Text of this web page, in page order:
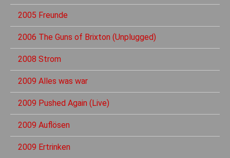
2005 Freunde
2006 The Guns of Brixton (Unplugged)
2008 Strom
2009 Alles was war
2009 Pushed Again (Live)
2009 Auflösen
2009 Ertrinken